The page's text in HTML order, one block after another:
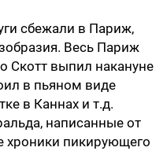
сбежали в Париж,
Весь Париж
Скотт выпил накануне
в пьяном виде
в Каннах и т.д.
написанные от
хроники пикирующего